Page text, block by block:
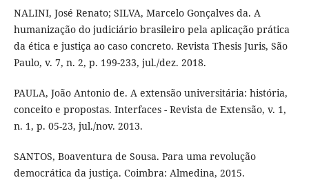
NALINI, José Renato; SILVA, Marcelo Gonçalves da. A
humanização do judiciário brasileiro pela aplicação prática
da ética e justiça ao caso concreto. Revista Thesis Juris, São
Paulo, v. 7, n. 2, p. 199-233, jul./dez. 2018.
PAULA, João Antonio de. A extensão universitária: história,
conceito e propostas. Interfaces - Revista de Extensão, v. 1,
n. 1, p. 05-23, jul./nov. 2013.
SANTOS, Boaventura de Sousa. Para uma revolução
democrática da justiça. Coimbra: Almedina, 2015.